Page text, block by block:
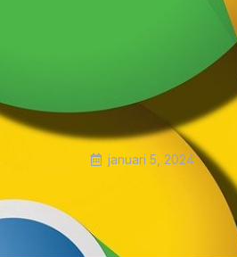
januari 5, 2024